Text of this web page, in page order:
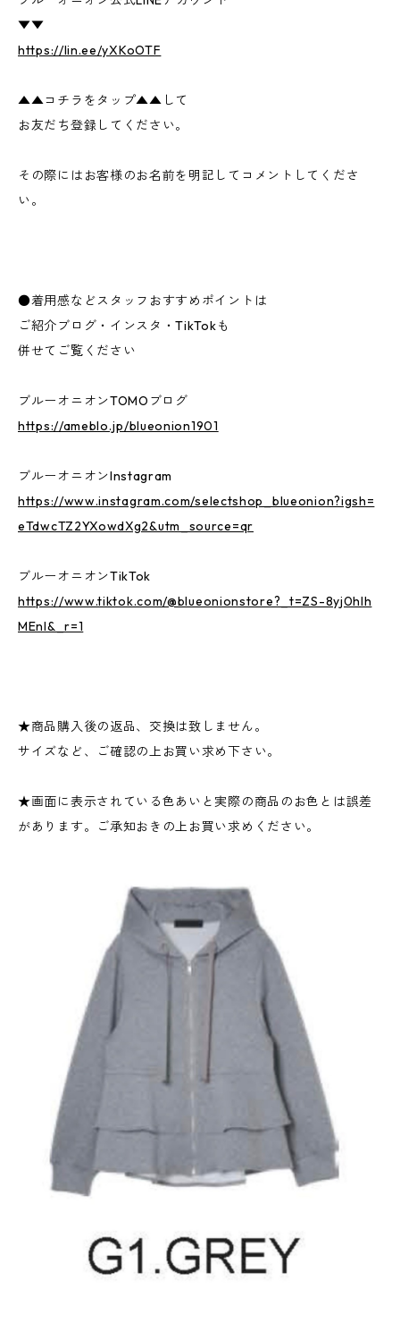
▼▼
https://lin.ee/yXKoOTF
▲▲コチラをタップ▲▲して
お友だち登録してください。
その際にはお客様のお名前を明記してコメントしてくださ
い。
●着用感などスタッフおすすめポイントは
ご紹介ブログ・インスタ・TikTokも
併せてご覧ください
ブルーオニオンTOMOブログ
https://ameblo.jp/blueonion1901
ブルーオニオンInstagram
https://www.instagram.com/selectshop_blueonion?igsh=
eTdwcTZ2YXowdXg2&utm_source=qr
ブルーオニオンTikTok
https://www.tiktok.com/@blueonionstore?_t=ZS-8yj0hlh
MEnI&_r=1
★商品購入後の返品、交換は致しません。
サイズなど、ご確認の上お買い求め下さい。
★画面に表示されている色あいと実際の商品のお色とは誤差
があります。ご承知おきの上お買い求めください。